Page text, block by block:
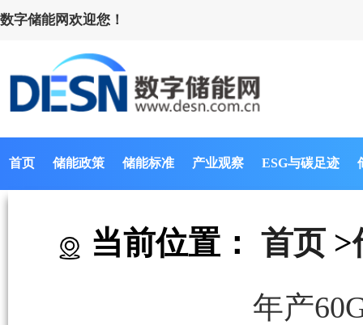
数字储能网欢迎您！
首页 储能政策 储能标准 产业观察 ESG与碳足迹
当前位置： 首页 >
年产